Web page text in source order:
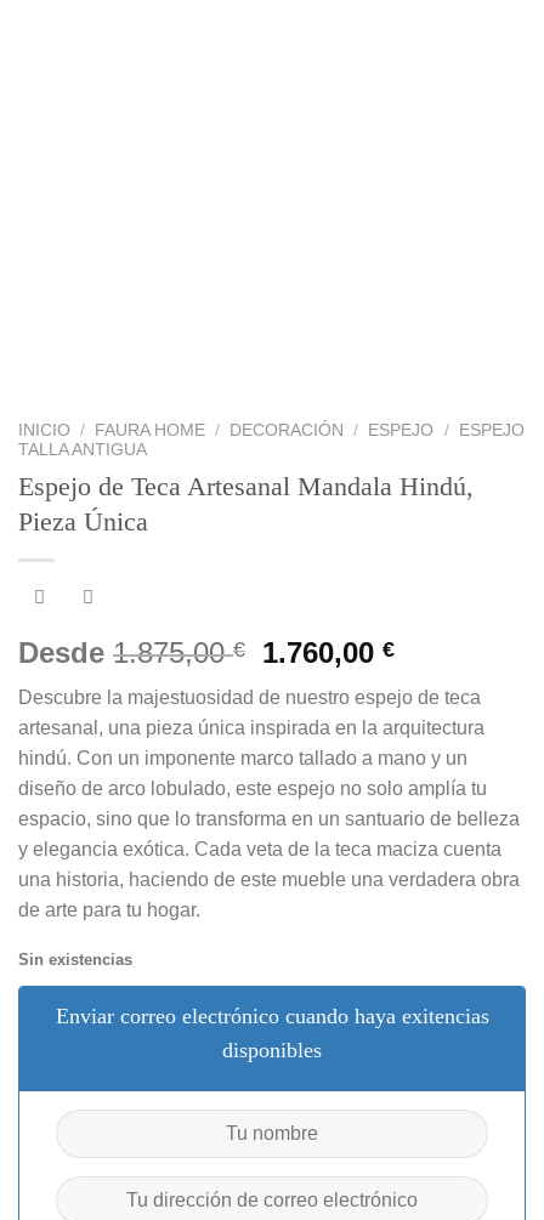
INICIO / FAURA HOME / DECORACIÓN / ESPEJO /
ESPEJO
TALLA ANTIGUA
Espejo de Teca Artesanal Mandala Hindú,
Pieza Única
Desde 1.875,00€
El
original
era:
1.875,00 €.
1.760,00€El
actual
es:
1.760,00 €.
Descubre la majestuosidad de nuestro espejo de teca
artesanal, una pieza única inspirada en la arquitectura
hindú. Con un imponente marco tallado a mano y un
diseño de arco lobulado, este espejo no solo amplía tu
espacio, sino que lo transforma en un santuario de belleza
y elegancia exótica. Cada veta de la teca maciza cuenta
una historia, haciendo de este mueble una verdadera obra
de arte para tu hogar.
Sin existencias
Enviar correo electrónico cuando haya exitencias
disponibles